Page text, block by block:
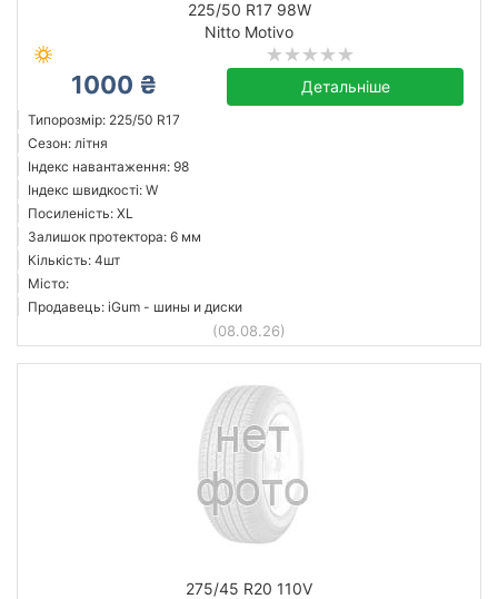
225/50 R17 98W
Nitto Motivo
1000 ₴ Детальніше
Типорозмір: 225/50 R17
Сезон: літня
Індекс навантаження: 98
Індекс швидкості: W
Посиленість: XL
Залишок протектора: 6 мм
Кількість: 4шт
Місто:
Продавець: iGum - шины и диски
(08.08.26)
275/45 R20 110V
Усі бренди
Скинути